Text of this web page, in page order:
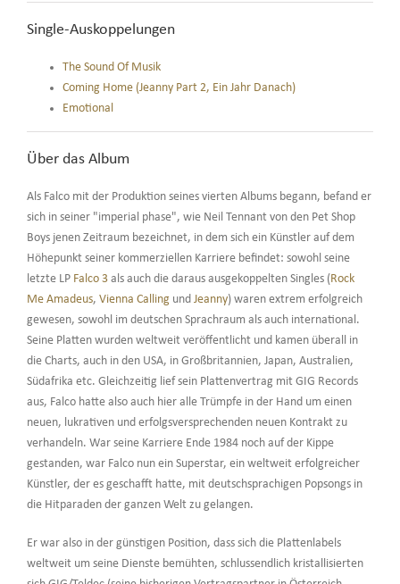
Single-Auskoppelungen
The Sound Of Musik
Coming Home (Jeanny Part 2, Ein Jahr Danach)
Emotional
Über das Album
Als Falco mit der Produktion seines vierten Albums begann, befand er
sich in seiner "imperial phase", wie Neil Tennant von den Pet Shop
Boys jenen Zeitraum bezeichnet, in dem sich ein Künstler auf dem
Höhepunkt seiner kommerziellen Karriere befindet: sowohl seine
letzte LP Falco 3als auch die daraus ausgekoppelten Singles ( Rock
Me Amadeus, Vienna Callingund Jeanny) waren extrem erfolgreich
gewesen, sowohl im deutschen Sprachraum als auch international.
Seine Platten wurden weltweit veröffentlicht und kamen überall in
die Charts, auch in den USA, in Großbritannien, Japan, Australien,
Südafrika etc. Gleichzeitig lief sein Plattenvertrag mit GIG Records
aus, Falco hatte also auch hier alle Trümpfe in der Hand um einen
neuen, lukrativen und erfolgsversprechenden neuen Kontrakt zu
verhandeln. War seine Karriere Ende 1984 noch auf der Kippe
gestanden, war Falco nun ein Superstar, ein weltweit erfolgreicher
Künstler, der es geschafft hatte, mit deutschsprachigen Popsongs in
die Hitparaden der ganzen Welt zu gelangen.
Er war also in der günstigen Position, dass sich die Plattenlabels
weltweit um seine Dienste bemühten, schlussendlich kristallisierten